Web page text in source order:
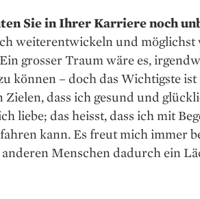
Sie in Ihrer Karriere noch
weiterentwickeln und möglichst
grosser Traum wäre es,
können – doch das Wichtigste
dass ich gesund und
liebe; das heisst, dass ich mit
kann. Es freut mich immer
Menschen dadurch ein